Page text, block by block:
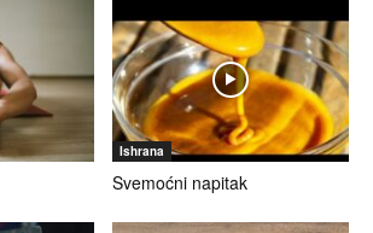
Ishrana
Svemoćni napitak